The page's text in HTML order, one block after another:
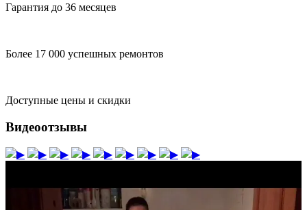
Гарантия до 36 месяцев
Более 17 000 успешных ремонтов
Доступные цены и скидки
Видеоотзывы
▶ ▶ ▶ ▶ ▶ ▶ ▶ ▶ ▶